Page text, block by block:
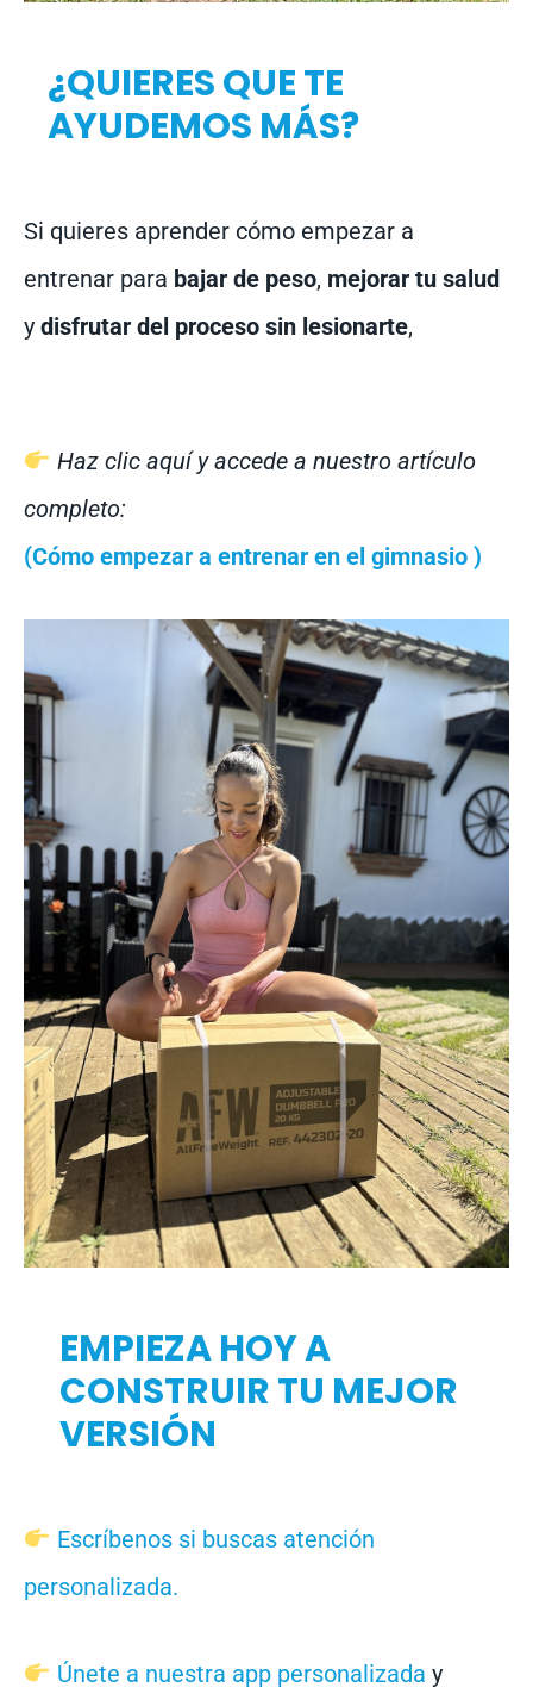
¿QUIERES QUE TE
AYUDEMOS MÁS?
Si quieres aprender cómo empezar a
entrenar para bajar de peso, mejorar tu salud
y disfrutar del proceso sin lesionarte,
Haz clic aquí y accede a nuestro artículo
completo:
(Cómo empezar a entrenar en el gimnasio )
EMPIEZA HOY A
CONSTRUIR TU MEJOR
VERSIÓN
Escríbenos si buscas atención
personalizada.
Únete a nuestra app personalizada y